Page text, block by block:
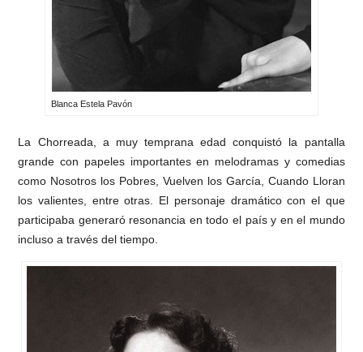
Blanca Estela Pavón
La Chorreada, a muy temprana edad conquistó la pantalla
grande con papeles importantes en melodramas y comedias
como Nosotros los Pobres, Vuelven los García, Cuando Lloran
los valientes, entre otras. El personaje dramático con el que
participaba generaró resonancia en todo el país y en el mundo
incluso a través del tiempo.